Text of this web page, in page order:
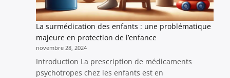
et
la
La surmédication des enfants : une problématique
majeure en protection de l’enfance
novembre 28, 2024
Introduction La prescription de médicaments
psychotropes chez les enfants est en